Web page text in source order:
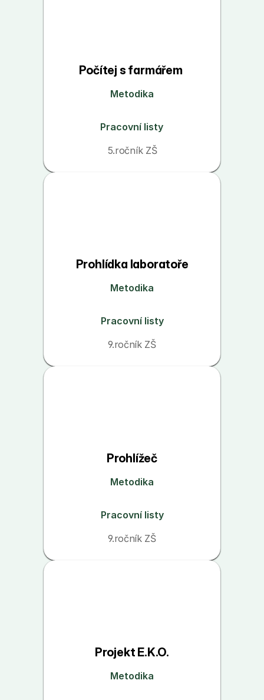
Počítej s farmářem
Metodika
Pracovní listy
5.ročník ZŠ
Prohlídka laboratoře
Metodika
Pracovní listy
9.ročník ZŠ
Prohlížeč
Metodika
Pracovní listy
9.ročník ZŠ
Projekt E.K.O.
Metodika